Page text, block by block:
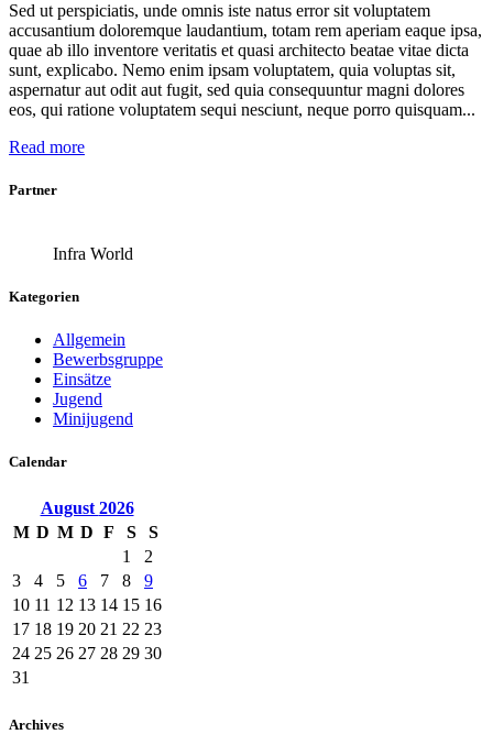
Sed ut perspiciatis, unde omnis iste natus error sit voluptatem
accusantium doloremque laudantium, totam rem aperiam eaque ipsa,
quae ab illo inventore veritatis et quasi architecto beatae vitae dicta
sunt, explicabo. Nemo enim ipsam voluptatem, quia voluptas sit,
aspernatur aut odit aut fugit, sed quia consequuntur magni dolores
eos, qui ratione voluptatem sequi nesciunt, neque porro quisquam...
Read more
Partner
Infra World
Kategorien
Allgemein
Bewerbsgruppe
Einsätze
Jugend
Minijugend
Calendar
August 2026
M D M D F S
S
1
2
3
4 5 6 7 8
9
10 11 12 13 14 15 16
17 18 19 20 21 22 23
24 25 26 27 28 29 30
31
Archives